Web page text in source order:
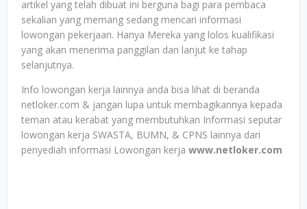
artikel yang telah dibuat ini berguna bagi para pembaca
sekalian yang memang sedang mencari informasi
lowongan pekerjaan. Hanya Mereka yang lolos kualifikasi
yang akan menerima panggilan dan lanjut ke tahap
selanjutnya.
Info lowongan kerja lainnya anda bisa lihat di beranda
netloker.com & jangan lupa untuk membagikannya kepada
teman atau kerabat yang membutuhkan Informasi seputar
lowongan kerja SWASTA, BUMN, & CPNS lainnya dari
penyediah informasi Lowongan kerja www.netloker.com